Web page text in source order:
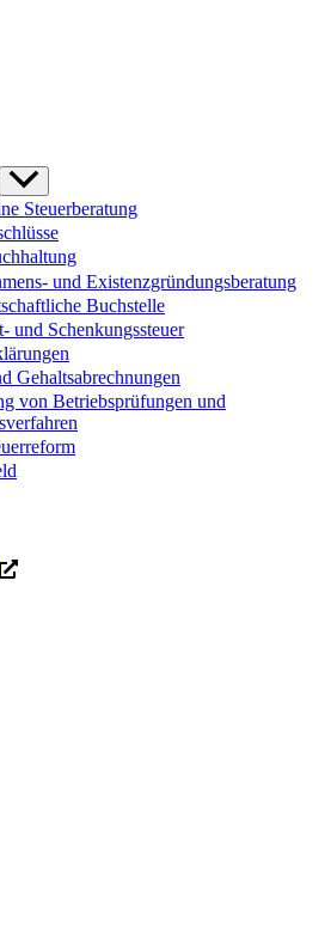
Steuerberatung
und Existenzgründungsberatung
Buchstelle
und Schenkungssteuer
Gehaltsabrechnungen
von Betriebsprüfungen und